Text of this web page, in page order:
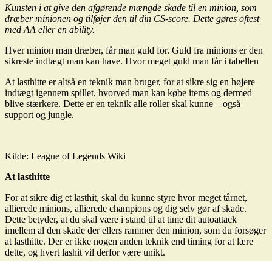
Kunsten i at give den afgørende mængde skade til en minion, som
dræber minionen og tilføjer den til din CS-score. Dette gøres oftest
med AA eller en ability.
Hver minion man dræber, får man guld for. Guld fra minions er den
sikreste indtægt man kan have. Hvor meget guld man får i tabellen
At lasthitte er altså en teknik man bruger, for at sikre sig en højere
indtægt igennem spillet, hvorved man kan købe items og dermed
blive stærkere. Dette er en teknik alle roller skal kunne – også
support og jungle.
Kilde: League of Legends Wiki
At lasthitte
For at sikre dig et lasthit, skal du kunne styre hvor meget tårnet,
allierede minions, allierede champions og dig selv gør af skade.
Dette betyder, at du skal være i stand til at time dit autoattack
imellem al den skade der ellers rammer den minion, som du forsøger
at lasthitte. Der er ikke nogen anden teknik end timing for at lære
dette, og hvert lashit vil derfor være unikt.